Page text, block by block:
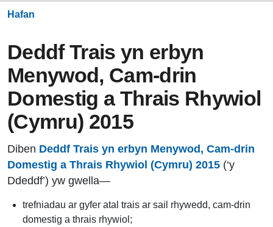
Hafan
Deddf Trais yn erbyn
Menywod, Cam-drin
Domestig a Thrais Rhywiol
(Cymru) 2015
Diben Deddf Trais yn erbyn Menywod, Cam-drin
Domestig a Thrais Rhywiol (Cymru) 2015 (‘y
Ddeddf’) yw gwella—
trefniadau ar gyfer atal trais ar sail rhywedd, cam-drin
domestig a thrais rhywiol;